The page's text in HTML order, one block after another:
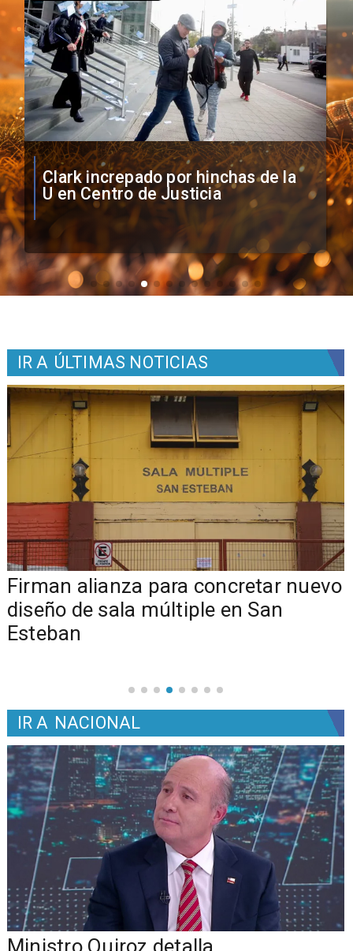
Vozinha firma contrato con Colo
Colo como nuevo arquero
IR A ÚLTIMAS NOTICIAS
​​Firman alianza para concretar nuevo
diseño de sala múltiple en San
Esteban
IR A NACIONAL